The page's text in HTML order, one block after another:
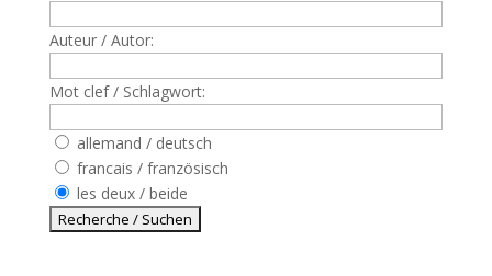
Auteur / Autor:
Mot clef / Schlagwort:
allemand / deutsch
francais / französisch
les deux / beide